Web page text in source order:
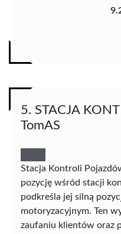
5. STACJA
TomAS
Stacja Kontroli
pozycję wśród stacji
podkreśla jej silną
motoryzacyjnym. Ten
zaufaniu klientów oraz